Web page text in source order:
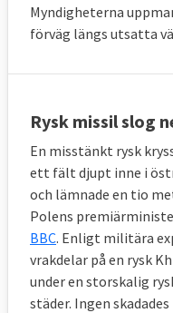
Myndigheterna
förväg längs utsatta
Rysk missil slog
En misstänkt rysk
ett fält djupt inne i
och lämnade en tio
Polens
BBC. Enligt militära
vrakdelar på en rysk
under en storskalig
städer. Ingen